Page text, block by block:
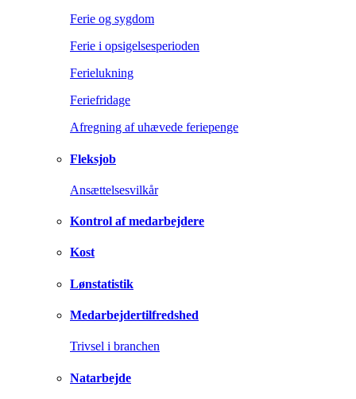
Ferie og sygdom
Ferie i opsigelsesperioden
Ferielukning
Feriefridage
Afregning af uhævede feriepenge
Fleksjob
Ansættelsesvilkår
Kontrol af medarbejdere
Kost
Lønstatistik
Medarbejdertilfredshed
Trivsel i branchen
Natarbejde